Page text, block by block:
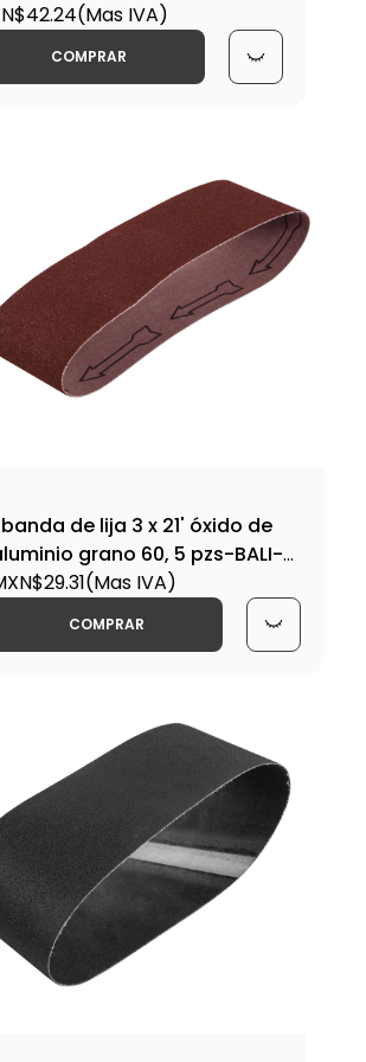
/ 17771(Mas IVA)
COMPRAR
banda de lija 3 x 21' óxido de
grano 60, 5 pzs-BALI-
/ 15797(Mas IVA)
COMPRAR